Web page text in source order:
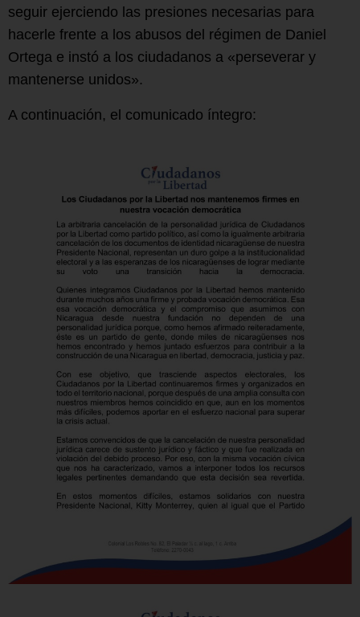
seguir ejerciendo las presiones necesarias para
hacerle frente a los abusos del régimen de Daniel
Ortega e instó a los ciudadanos a «perseverar y
mantenerse unidos».
A continuación, el comunicado íntegro: